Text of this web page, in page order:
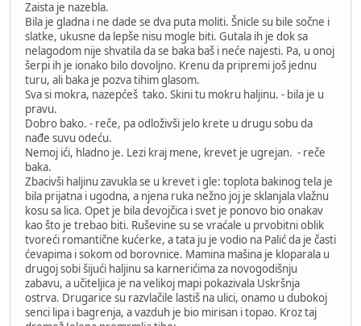
Zaista je nazebla.
Bila je gladna i ne dade se dva puta moliti. Šnicle su bile sočne i
slatke, ukusne da lepše nisu mogle biti. Gutala ih je dok sa
nelagodom nije shvatila da se baka baš i neće najesti. Pa, u onoj
šerpi ih je ionako bilo dovoljno. Krenu da pripremi još jednu
turu, ali baka je pozva tihim glasom.
Sva si mokra, nazepćeš tako. Skini tu mokru haljinu. - bila je u
pravu.
Dobro bako. - reče, pa odloživši jelo krete u drugu sobu da
nađe suvu odeću.
Nemoj ići, hladno je. Lezi kraj mene, krevet je ugrejan. - reče
baka.
Zbacivši haljinu zavukla se u krevet i gle: toplota bakinog tela je
bila prijatna i ugodna, a njena ruka nežno joj je sklanjala vlažnu
kosu sa lica. Opet je bila devojčica i svet je ponovo bio onakav
kao što je trebao biti. Ruševine su se vraćale u prvobitni oblik
tvoreći romantične kućerke, a tata ju je vodio na Palić da je časti
ćevapima i sokom od borovnice. Mamina mašina je kloparala u
drugoj sobi šijući haljinu sa karnerićima za novogodišnju
zabavu, a učiteljica je na velikoj mapi pokazivala Uskršnja
ostrva. Drugarice su razvlačile lastiš na ulici, onamo u dubokoj
senci lipa i bagrenja, a vazduh je bio mirisan i topao. Kroz taj